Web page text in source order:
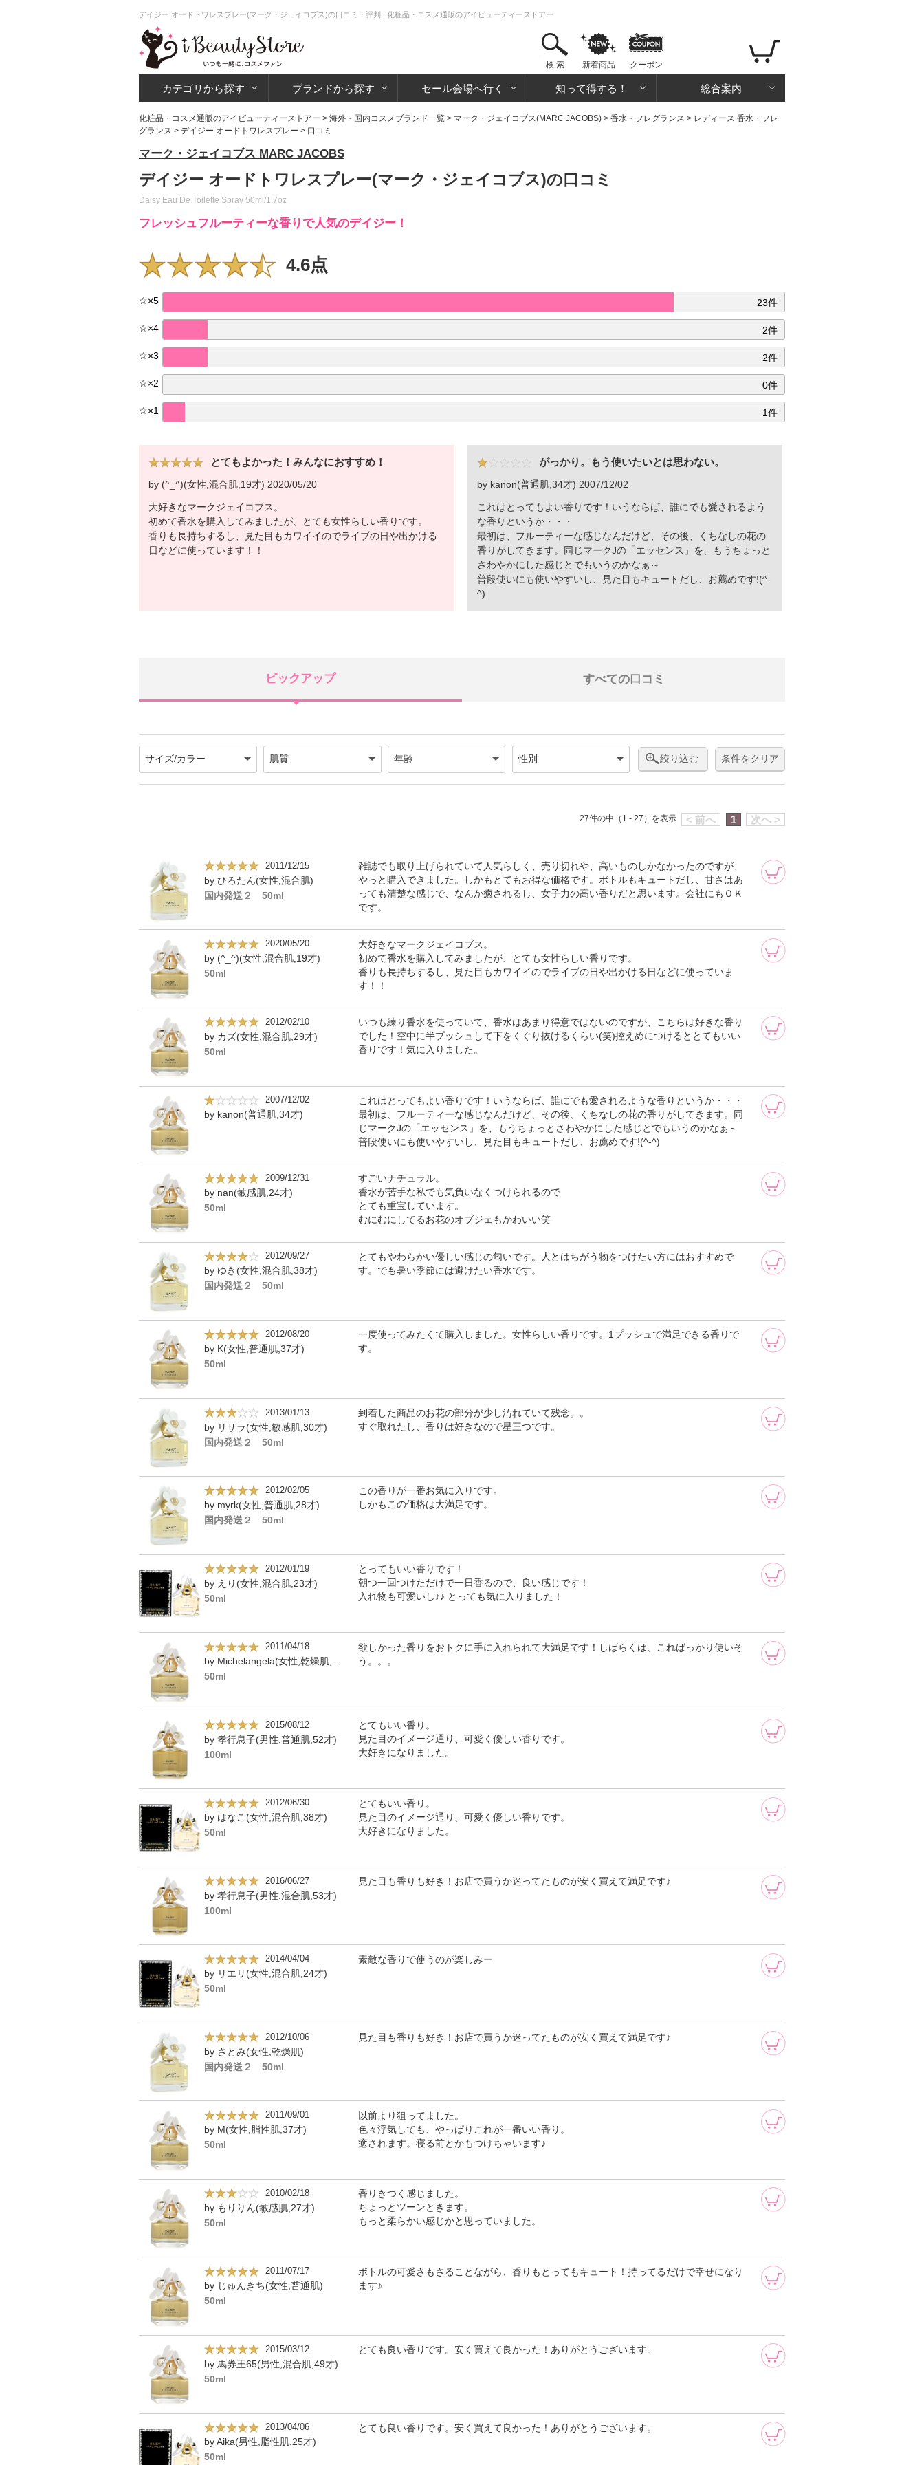
デイジー オードトワレスプレー(マーク・ジェイコブス)の口コミ・評判 | 化粧品・コスメ通販のアイビューティーストアー
検 索 新着商品 クーポン
カテゴリから探す ブランドから探す セール会場へ行く 知って得する！ 総合案内
化粧品・コスメ通販のアイビューティーストアー > 海外・国内コスメブランド一覧 > マーク・ジェイコブス(MARC JACOBS) > 香水・フレグランス > レディース 香水・フレ
グランス > デイジー オードトワレスプレー > 口コミ
マーク・ジェイコブス MARC JACOBS
デイジー オードトワレスプレー(マーク・ジェイコブス)の口コミ
Daisy Eau De Toilette Spray 50ml/1.7oz
フレッシュフルーティーな香りで人気のデイジー！
4.6点
☆×5 23件
☆×4 2件
☆×3 2件
☆×2 0件
☆×1 1件
とてもよかった！みんなにおすすめ！
by (^_^)(女性,混合肌,19才) 2020/05/20
大好きなマークジェイコブス。
初めて香水を購入してみましたが、とても女性らしい香りです。
香りも長持ちするし、見た目もカワイイのでライブの日や出かける
日などに使っています！！
がっかり。もう使いたいとは思わない。
by kanon(普通肌,34才) 2007/12/02
これはとってもよい香りです！いうならば、誰にでも愛されるよう
な香りというか・・・
最初は、フルーティーな感じなんだけど、その後、くちなしの花の
香りがしてきます。同じマークJの「エッセンス」を、もうちょっと
さわやかにした感じとでもいうのかなぁ～
普段使いにも使いやすいし、見た目もキュートだし、お薦めです!(^-
^)
ピックアップ すべての口コミ
絞り込む 条件をクリア
< 前へ 1 次へ >
27件の中（1 - 27）を表示
2011/12/15
by ひろたん(女性,混合肌)
国内発送２ 50ml
雑誌でも取り上げられていて人気らしく、売り切れや、高いものしかなかったのですが、
やっと購入できました。しかもとてもお得な価格です。ボトルもキュートだし、甘さはあ
っても清楚な感じで、なんか癒されるし、女子力の高い香りだと思います。会社にもＯＫ
です。
2020/05/20
by (^_^)(女性,混合肌,19才)
50ml
大好きなマークジェイコブス。
初めて香水を購入してみましたが、とても女性らしい香りです。
香りも長持ちするし、見た目もカワイイのでライブの日や出かける日などに使っていま
す！！
2012/02/10
by カズ(女性,混合肌,29才)
50ml
いつも練り香水を使っていて、香水はあまり得意ではないのですが、こちらは好きな香り
でした！空中に半プッシュして下をくぐり抜けるくらい(笑)控えめにつけるととてもいい
香りです！気に入りました。
2007/12/02
by kanon(普通肌,34才)
これはとってもよい香りです！いうならば、誰にでも愛されるような香りというか・・・
最初は、フルーティーな感じなんだけど、その後、くちなしの花の香りがしてきます。同
じマークJの「エッセンス」を、もうちょっとさわやかにした感じとでもいうのかなぁ～
普段使いにも使いやすいし、見た目もキュートだし、お薦めです!(^-^)
2009/12/31
by nan(敏感肌,24才)
50ml
すごいナチュラル。
香水が苦手な私でも気負いなくつけられるので
とても重宝しています。
むにむにしてるお花のオブジェもかわいい笑
2012/09/27
by ゆき(女性,混合肌,38才)
国内発送２ 50ml
とてもやわらかい優しい感じの匂いです。人とはちがう物をつけたい方にはおすすめで
す。でも暑い季節には避けたい香水です。
2012/08/20
by K(女性,普通肌,37才)
50ml
一度使ってみたくて購入しました。女性らしい香りです。1プッシュで満足できる香りで
す。
2013/01/13
by リサラ(女性,敏感肌,30才)
国内発送２ 50ml
到着した商品のお花の部分が少し汚れていて残念。。
すぐ取れたし、香りは好きなので星三つです。
2012/02/05
by myrk(女性,普通肌,28才)
国内発送２ 50ml
この香りが一番お気に入りです。
しかもこの価格は大満足です。
2012/01/19
by えり(女性,混合肌,23才)
50ml
とってもいい香りです！
朝つ一回つけただけで一日香るので、良い感じです！
入れ物も可愛いし♪♪ とっても気に入りました！
2011/04/18
by Michelangela(女性,乾燥肌,45才)
50ml
欲しかった香りをおトクに手に入れられて大満足です！しばらくは、こればっかり使いそ
う。。。
2015/08/12
by 孝行息子(男性,普通肌,52才)
100ml
とてもいい香り。
見た目のイメージ通り、可愛く優しい香りです。
大好きになりました。
2012/06/30
by はなこ(女性,混合肌,38才)
50ml
とてもいい香り。
見た目のイメージ通り、可愛く優しい香りです。
大好きになりました。
2016/06/27
by 孝行息子(男性,混合肌,53才)
100ml
見た目も香りも好き！お店で買うか迷ってたものが安く買えて満足です♪
2014/04/04
by リエリ(女性,混合肌,24才)
50ml
素敵な香りで使うのが楽しみー
2012/10/06
by さとみ(女性,乾燥肌)
国内発送２ 50ml
見た目も香りも好き！お店で買うか迷ってたものが安く買えて満足です♪
2011/09/01
by M(女性,脂性肌,37才)
50ml
以前より狙ってました。
色々浮気しても、やっぱりこれが一番いい香り。
癒されます。寝る前とかもつけちゃいます♪
2010/02/18
by もりりん(敏感肌,27才)
50ml
香りきつく感じました。
ちょっとツーンときます。
もっと柔らかい感じかと思っていました。
2011/07/17
by じゅんきち(女性,普通肌)
50ml
ボトルの可愛さもさることながら、香りもとってもキュート！持ってるだけで幸せになり
ます♪
2015/03/12
by 馬券王65(男性,混合肌,49才)
50ml
とても良い香りです。安く買えて良かった！ありがとうございます。
2013/04/06
by Aika(男性,脂性肌,25才)
50ml
とても良い香りです。安く買えて良かった！ありがとうございます。